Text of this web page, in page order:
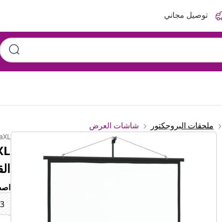
توصيل مجاني
ملحقات البروجكتور شاشات العرض